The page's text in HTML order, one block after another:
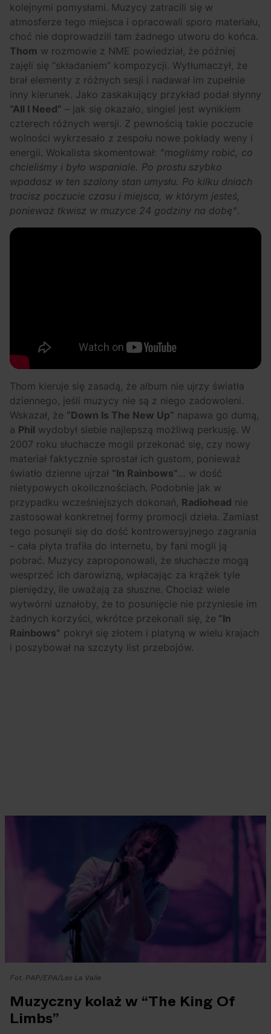
kolejnymi pomysłami. Muzycy zatracili się w
atmosferze tego miejsca i opracowali sporo materiału,
choć nie doprowadzili tam żadnego utworu do końca.
Thom w rozmowie z NME powiedział, że później
zajęli się “składaniem” kompozycji. Wytłumaczył, że
brał elementy z różnych sesji i nadawał im zupełnie
inny kierunek. Jako zaskakujący przykład podał słynny
“All I Need” – jak się okazało, singiel jest wynikiem
czterech różnych wersji. Z pewnością takie poczucie
wolności wykrzesało z zespołu nowe pokłady weny i
energii. Wokalista skomentował: “mogliśmy robić, co
chcieliśmy i było wspaniale. Po prostu szybko
wpadasz w ten szalony stan umysłu. Po kilku dniach
tracisz poczucie czasu i miejsca, w którym jesteś,
ponieważ tkwisz w muzyce 24 godziny na dobę”.
Thom kieruje się zasadą, że album nie ujrzy światła
dziennego, jeśli muzycy nie są z niego zadowoleni.
Wskazał, że “Down Is The New Up” napawa go dumą,
a Phil wydobył siebie najlepszą możliwą perkusję. W
2007 roku słuchacze mogli przekonać się, czy nowy
materiał faktycznie sprostał ich gustom, ponieważ
światło dzienne ujrzał “In Rainbows”… w dość
nietypowych okolicznościach. Podobnie jak w
przypadku wcześniejszych dokonań, Radiohead nie
zastosował konkretnej formy promocji dzieła. Zamiast
tego posunęli się do dość kontrowersyjnego zagrania
– cała płyta trafiła do internetu, by fani mogli ją
pobrać. Muzycy zaproponowali, że słuchacze mogą
wesprzeć ich darowizną, wpłacając za krążek tyle
pieniędzy, ile uważają za słuszne. Chociaż wiele
wytwórni uznałoby, że to posunięcie nie przyniesie im
żadnych korzyści, wkrótce przekonali się, że “In
Rainbows” pokrył się złotem i platyną w wielu krajach
i poszybował na szczyty list przebojów.
Fot. PAP/EPA/Leo La Valle
Muzyczny kolaż w “The King Of
Limbs”